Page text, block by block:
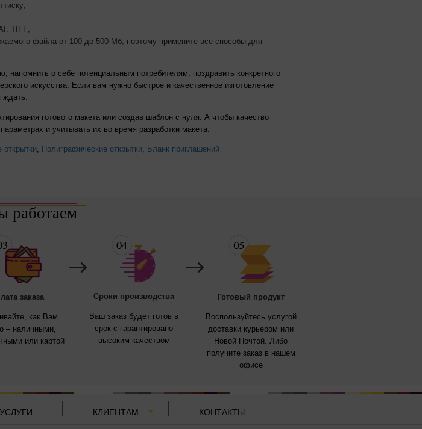
TIFF;
файла от 100 до 500 Мб, поэтому примените все способы для
о себе потенциальным потребителям, поздравить конкретного
искусства. Если вам нужно быстрое и качественное изготовление
ждать.
готового макета или создав шаблон с нуля. А чтобы качество
и учитывать их во время разработки макета.
открытки, Полиграфические открытки, Бланк приглашений
работаем
заказа
как Вам
– наличными,
или картой
Cроки производства
Ваш заказ будет готов в
срок с гарантировано
высоким качеством
Готовый продукт
Воспользуйтесь услугой
доставки курьером или
Новой Почтой. Либо
получите заказ в нашем
офисе
УСЛУГИ КЛИЕНТАМ КОНТАКТЫ